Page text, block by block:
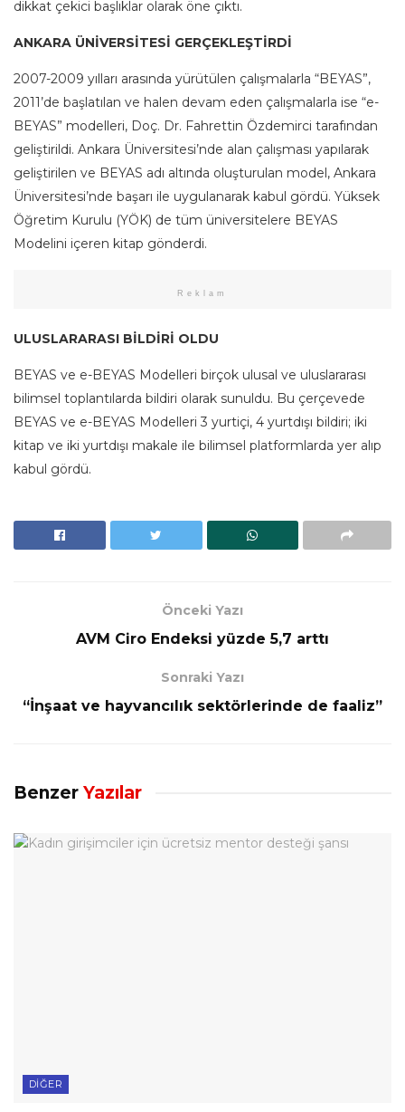
dikkat çekici başlıklar olarak öne çıktı.
ANKARA ÜNİVERSİTESİ GERÇEKLEŞTİRDİ
2007-2009 yılları arasında yürütülen çalışmalarla “BEYAS”,
2011’de başlatılan ve halen devam eden çalışmalarla ise “e-
BEYAS” modelleri, Doç. Dr. Fahrettin Özdemirci tarafından
geliştirildi. Ankara Üniversitesi’nde alan çalışması yapılarak
geliştirilen ve BEYAS adı altında oluşturulan model, Ankara
Üniversitesi’nde başarı ile uygulanarak kabul gördü. Yüksek
Öğretim Kurulu (YÖK) de tüm üniversitelere BEYAS
Modelini içeren kitap gönderdi.
Reklam
ULUSLARARASI BİLDİRİ OLDU
BEYAS ve e-BEYAS Modelleri birçok ulusal ve uluslararası
bilimsel toplantılarda bildiri olarak sunuldu. Bu çerçevede
BEYAS ve e-BEYAS Modelleri 3 yurtiçi, 4 yurtdışı bildiri; iki
kitap ve iki yurtdışı makale ile bilimsel platformlarda yer alıp
kabul gördü.
Önceki Yazı
AVM Ciro Endeksi yüzde 5,7 arttı
Sonraki Yazı
“İnşaat ve hayvancılık sektörlerinde de faaliz”
Benzer Yazılar
DIĞER